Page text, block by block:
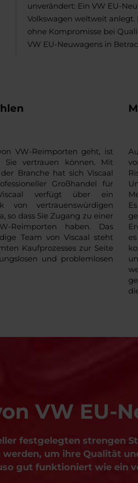
unverändert: Ein VW EU-
Volkswagen weltweit anlegt.
ohne Kompromisse bei
VW EU-Neuwagens in
VW-Reimporten geht, ist
vertrauen können. Mit
Branche hat sich Viscaal
Großhandel für
verfügt über ein
von vertrauenswürdigen
so dass Sie Zugang zu einer
Reimporten haben. Das
Team von Viscaal steht
Kaufprozesses zur Seite
und problemlosen
VW EU-
festgelegten strengen
um ihre Qualität
gut funktioniert wie ein